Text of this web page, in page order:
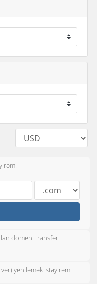
domeni transfer
yeniləmək istəyirəm.